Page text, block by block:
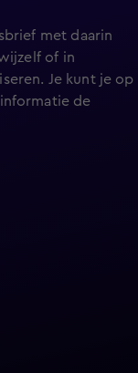
met daarin
of in
Je kunt je op
de